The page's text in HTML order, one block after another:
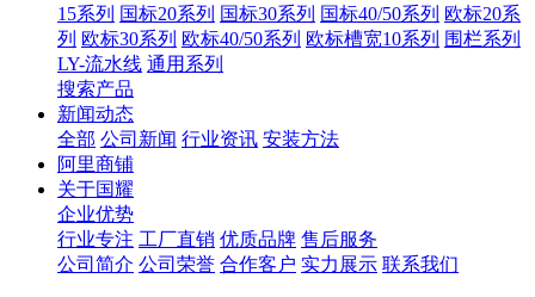
15系列 国标20系列 国标30系列 国标40/50系列 欧标20系
列 欧标30系列 欧标40/50系列 欧标槽宽10系列 围栏系列
LY-流水线 通用系列
搜索产品
新闻动态
全部 公司新闻 行业资讯 安装方法
阿里商铺
关于国耀
企业优势
行业专注 工厂直销 优质品牌 售后服务
公司简介 公司荣誉 合作客户 实力展示 联系我们